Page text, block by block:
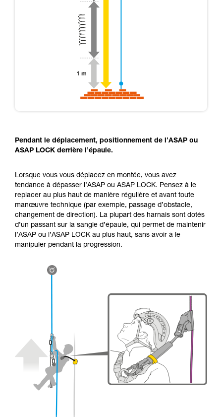
Pendant le déplacement, positionnement de l’ASAP ou
ASAP LOCK derrière l’épaule.
Lorsque vous vous déplacez en montée, vous avez
tendance à dépasser l’ASAP ou ASAP LOCK. Pensez à le
replacer au plus haut de manière régulière et avant toute
manœuvre technique (par exemple, passage d’obstacle,
changement de direction). La plupart des harnais sont dotés
d’un passant sur la sangle d’épaule, qui permet de maintenir
l’ASAP ou l’ASAP LOCK au plus haut, sans avoir à le
manipuler pendant la progression.